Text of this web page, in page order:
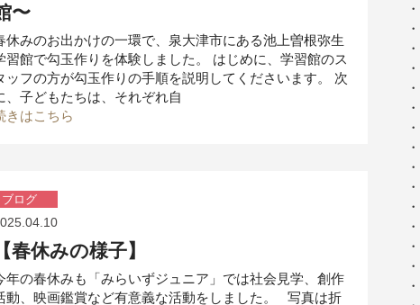
〜
休みのお出かけの一環で、泉大津市にある池上曽根弥生
習館で勾玉作りを体験しました。 はじめに、学習館のス
ッフの方が勾玉作りの手順を説明してくださいます。 次
、子どもたちは、それぞれ自
きはこちら
ブログ
春休みの様子】
年の春休みも「みらいずジュニア」では社会見学、創作
動、映画鑑賞など有意義な活動をしました。 写真は折
・
・
・
・
・
・
・
・
・
・
・
・
・
・
・